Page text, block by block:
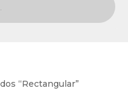
“Rectangular”